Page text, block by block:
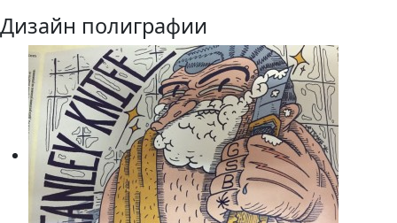
Дизайн полиграфии